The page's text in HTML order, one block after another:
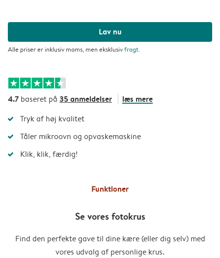
Lav nu
Alle priser er inklusiv moms, men eksklusivfragt.
4.7 baseret på 35 anmeldelser læs mere
Tryk af høj kvalitet
Tåler mikroovn og opvaskemaskine
Klik, klik, færdig!
Funktioner
Se vores fotokrus
Find den perfekte gave til dine kære (eller dig selv) med
vores udvalg af personlige krus.